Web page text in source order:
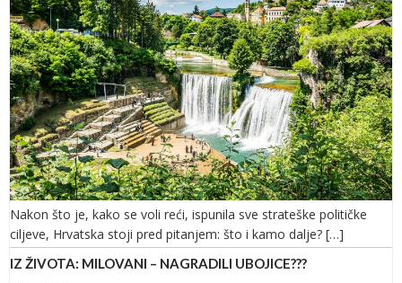
Nakon što je, kako se voli reći, ispunila sve strateške političke
ciljeve, Hrvatska stoji pred pitanjem: što i kamo dalje? […]
IZ ŽIVOTA: MILOVANI – NAGRADILI UBOJICE???